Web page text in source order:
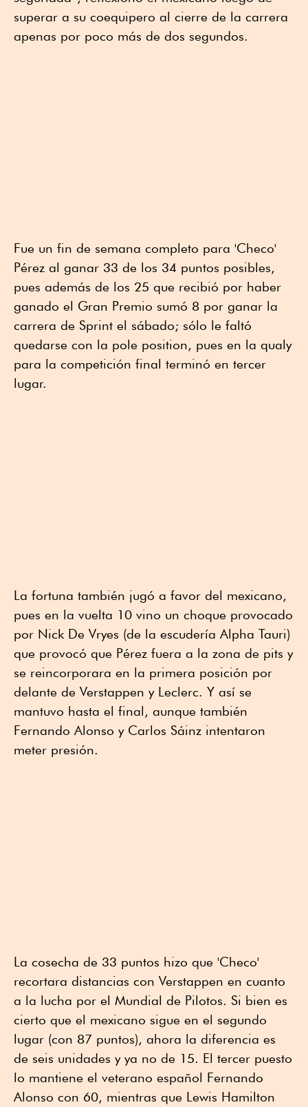
superar a su coequipero al cierre de la carrera
apenas por poco más de dos segundos.
Fue un fin de semana completo para 'Checo'
Pérez al ganar 33 de los 34 puntos posibles,
pues además de los 25 que recibió por haber
ganado el Gran Premio sumó 8 por ganar la
carrera de Sprint el sábado; sólo le faltó
quedarse con la pole position, pues en la qualy
para la competición final terminó en tercer
lugar.
La fortuna también jugó a favor del mexicano,
pues en la vuelta 10 vino un choque provocado
por Nick De Vryes (de la escudería Alpha Tauri)
que provocó que Pérez fuera a la zona de pits y
se reincorporara en la primera posición por
delante de Verstappen y Leclerc. Y así se
mantuvo hasta el final, aunque también
Fernando Alonso y Carlos Sáinz intentaron
meter presión.
La cosecha de 33 puntos hizo que 'Checo'
recortara distancias con Verstappen en cuanto
a la lucha por el Mundial de Pilotos. Si bien es
cierto que el mexicano sigue en el segundo
lugar (con 87 puntos), ahora la diferencia es
de seis unidades y ya no de 15. El tercer puesto
lo mantiene el veterano español Fernando
Alonso con 60, mientras que Lewis Hamilton